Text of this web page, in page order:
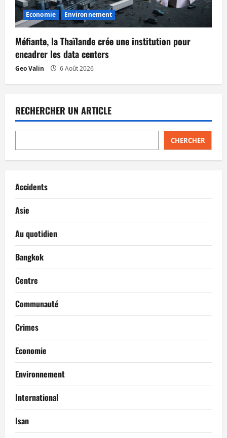
Economie Environnement
Méfiante, la Thaïlande crée une institution pour
encadrer les data centers
Geo Valin 6 Août 2026
RECHERCHER UN ARTICLE
CHERCHER
Accidents
Asie
Au quotidien
Bangkok
Centre
Communauté
Crimes
Economie
Environnement
International
Isan